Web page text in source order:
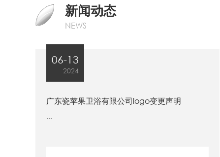
新闻动态
NEWS
06-13
2024
广东瓷苹果卫浴有限公司logo变更声明
...